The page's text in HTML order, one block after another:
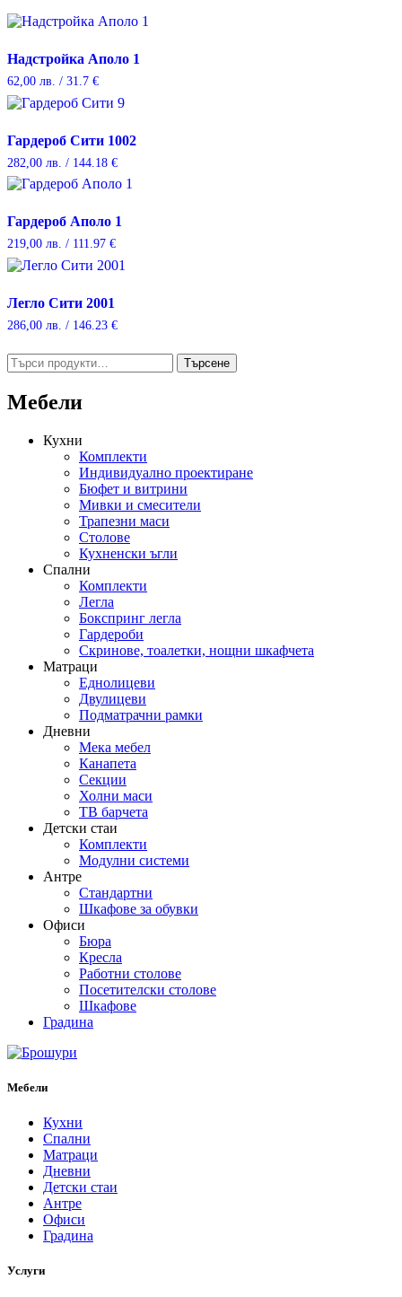
Надстройка Аполо 1
62,00 лв. / 31.7 €
Гардероб Сити 1002
282,00 лв. / 144.18 €
Гардероб Аполо 1
219,00 лв. / 111.97 €
Легло Сити 2001
286,00 лв. / 146.23 €
Търсене
за:
Търсене
Мебели
Кухни
Комплекти
Индивидуално проектиране
Бюфет и витрини
Мивки и смесители
Трапезни маси
Столове
Кухненски ъгли
Спални
Комплекти
Легла
Бокспринг легла
Гардероби
Скринове, тоалетки, нощни шкафчета
Матраци
Еднолицеви
Двулицеви
Подматрачни рамки
Дневни
Мека мебел
Канапета
Секции
Холни маси
ТВ барчета
Детски стаи
Комплекти
Модулни системи
Антре
Стандартни
Шкафове за обувки
Офиси
Бюра
Кресла
Работни столове
Посетителски столове
Шкафове
Градина
Мебели
Кухни
Спални
Матраци
Дневни
Детски стаи
Антре
Офиси
Градина
Услуги